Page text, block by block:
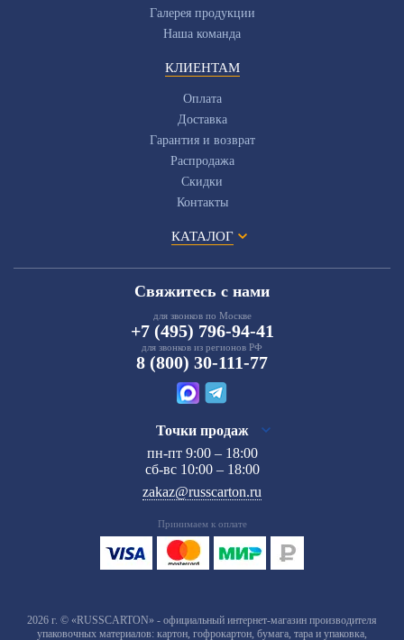
Галерея продукции
Наша команда
КЛИЕНТАМ
Оплата
Доставка
Гарантия и возврат
Распродажа
Скидки
Контакты
КАТАЛОГ
Свяжитесь с нами
для звонков по Москве
+7 (495) 796-94-41
для звонков из регионов РФ
8 (800) 30-111-77
Точки продаж
пн-пт 9:00 – 18:00
сб-вс 10:00 – 18:00
zakaz@russcarton.ru
Принимаем к оплате
2026 г. © «RUSSCARTON» - официальный интернет-магазин производителя
упаковочных материалов: картон, гофрокартон, бумага, тара и упаковка,